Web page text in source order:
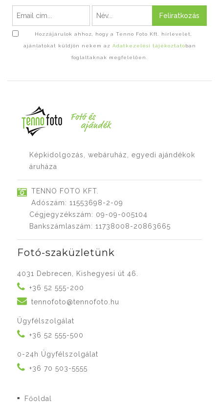
Feliratkozás
Hozzájárulok ahhoz, hogy a Tenno Foto Kft. hírlevelet,
ajánlatokat küldjön nekem az Adatkezelési tájékoztatóban
foglaltaknak megfelelően.
Képkidolgozás, webáruház, egyedi ajándékok
áruháza
TENNO FOTO KFT.
Adószám: 11553698-2-09
Cégjegyzékszám: 09-09-005104
Bankszámlaszám: 11738008-20863665
Fotó-szaküzletünk
4031 Debrecen, Kishegyesi út 46.
+36 52 555-200
tennofoto@tennofoto.hu
Ügyfélszolgálat
+36 52 555-500
0-24h Ügyfélszolgálat
+36 70 503-5555
■ Főoldal